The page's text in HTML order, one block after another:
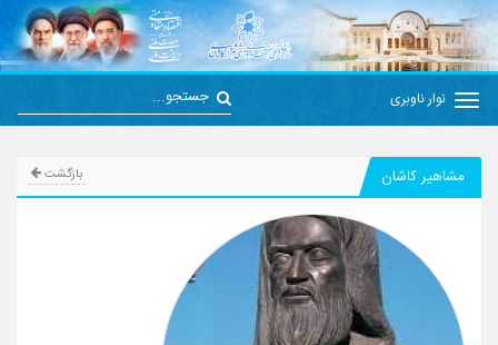
نوار ناوبری
مشاهیر کاشان بازگشت